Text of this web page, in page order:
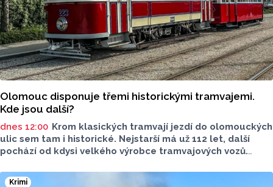
Olomouc disponuje třemi historickými tramvajemi.
Kde jsou další?
dnes 12:00 Krom klasických tramvají jezdí do olomouckých
ulic sem tam i historické. Nejstarší má už 112 let, další
pochází od kdysi velkého výrobce tramvajových vozů.
městě, jsou na jiných místech, třeba v brněnském
Krimi